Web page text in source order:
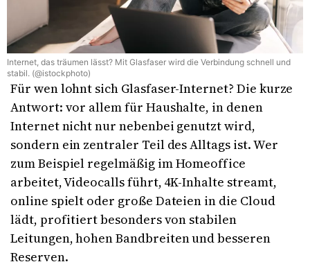
Internet, das träumen lässt? Mit Glasfaser wird die Verbindung schnell und
stabil. (@istockphoto)
Für wen lohnt sich Glasfaser-Internet? Die kurze
Antwort: vor allem für Haushalte, in denen
Internet nicht nur nebenbei genutzt wird,
sondern ein zentraler Teil des Alltags ist. Wer
zum Beispiel regelmäßig im Homeoffice
arbeitet, Videocalls führt, 4K-Inhalte streamt,
online spielt oder große Dateien in die Cloud
lädt, profitiert besonders von stabilen
Leitungen, hohen Bandbreiten und besseren
Reserven.